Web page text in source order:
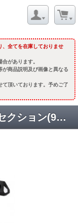
、全てを在庫しておりませ
があります。
が商品説明及び画像と異なる
て頂いております。予めご了
KeyMod用ライトアルミレールセクション(9スロット/スリングスイベル付き) [5027] [取寄]